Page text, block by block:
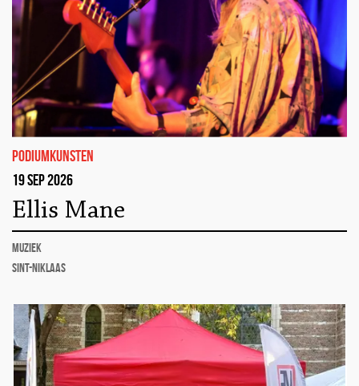
podiumkunsten
19 sep 2026
Ellis Mane
muziek
Sint-Niklaas